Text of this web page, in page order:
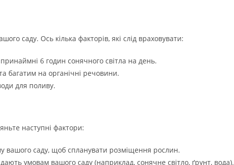
саду. Ось кілька факторів, які слід враховувати:
6 годин сонячного світла на день.
багатим на органічні речовини.
для поливу.
наступні фактори:
вашого саду, щоб спланувати розміщення рослин.
умовам вашого саду (наприклад, сонячне світло, ґрунт, вода).